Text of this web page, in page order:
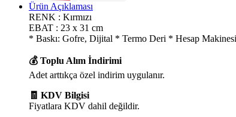
Ürün Açıklaması
RENK : Kırmızı
EBAT : 23 x 31 cm
* Baskı: Gofre, Dijital * Termo Deri * Hesap
💰 Toplu Alım İndirimi
Adet arttıkça özel indirim uygulanır.
🧾 KDV Bilgisi
Fiyatlara KDV dahil değildir.